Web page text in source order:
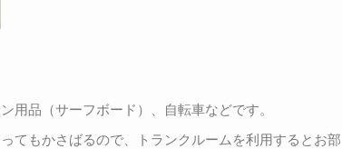
用品（サーフボード）、自転車などです。
てもかさばるので、トランクルームを利用するとお部